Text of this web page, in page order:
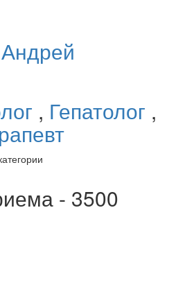
Андрей
, Гепатолог ,
- 3500